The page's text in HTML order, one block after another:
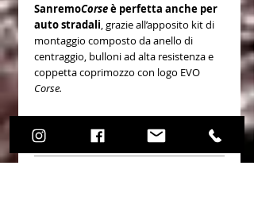
SanremoCorseè perfetta anche per
auto stradali, grazie all’apposito kit di
montaggio composto da anello di
centraggio, bulloni ad alta resistenza e
coppetta coprimozzo con logo EVO
Corse.
Application Mini